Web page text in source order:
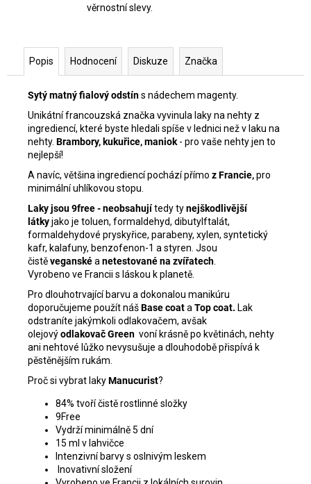
věrnostní slevy.
Popis Hodnocení Diskuze Značka
Sytý matný fialový odstíns nádechem magenty.
Unikátní francouzská značka vyvinula laky na nehty z
ingrediencí, které byste hledali spíše v lednici než v laku na
nehty. Brambory, kukuřice, maniok - pro vaše nehty jen to
nejlepší!
A navíc, většina ingrediencí pochází přímo z Francie,pro
minimální uhlíkovou stopu.
Laky jsou 9free - neobsahujítedy tynejškodlivější
látkyjako je toluen, formaldehyd, dibutylftalát,
formaldehydové pryskyřice, parabeny, xylen, syntetický
kafr, kalafuny, benzofenon-1 a styren. Jsou
čistěveganskéanetestované na zvířatech.
Vyrobeno ve Francii s láskou k planetě.
Pro dlouhotrvající barvu a dokonalou manikúru
doporučujeme použít nášBase coataTop coat. Lak
odstraníte jakýmkoli odlakovačem, avšak
olejovýodlakovač Green voní krásně po květinách, nehty
ani nehtové lůžko nevysušuje a dlouhodobě přispívá k
pěstěnějším rukám.
Proč si vybrat lakyManucurist?
84% tvoří čistě rostlinné složky
9Free
Vydrží minimálně 5 dní
15 ml v lahvičce
Intenzivní barvy s oslnivým leskem
Inovativní složení